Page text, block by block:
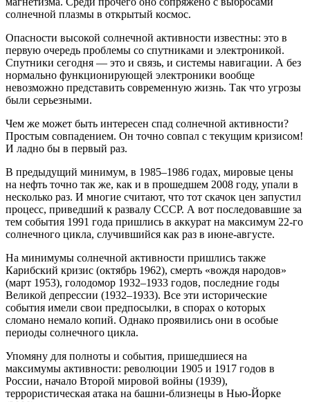
солнечной плазмы в открытый космос.
Опасности высокой солнечной активности известны: это в
первую очередь проблемы со спутниками и электроникой.
Спутники сегодня — это и связь, и системы навигации. А без
нормально функционирующей электроники вообще
невозможно представить современную жизнь. Так что угрозы
были серьезными.
Чем же может быть интересен спад солнечной активности?
Простым совпадением. Он точно совпал с текущим кризисом!
И ладно бы в первый раз.
В предыдущий минимум, в 1985–1986 годах, мировые цены
на нефть точно так же, как и в прошедшем 2008 году, упали в
несколько раз. И многие считают, что тот скачок цен запустил
процесс, приведший к развалу СССР. А вот последовавшие за
тем события 1991 года пришлись в аккурат на максимум 22-го
солнечного цикла, случившийся как раз в июне-августе.
На минимумы солнечной активности пришлись также
Карибский кризис (октябрь 1962), смерть «вождя народов»
(март 1953), голодомор 1932–1933 годов, последние годы
Великой депрессии (1932–1933). Все эти исторические
события имели свои предпосылки, в спорах о которых
сломано немало копий. Однако проявились они в особые
периоды солнечного цикла.
Упомяну для полноты и события, пришедшиеся на
максимумы активности: революции 1905 и 1917 годов в
России, начало Второй мировой войны (1939),
террористическая атака на башни-близнецы в Нью-Йорке